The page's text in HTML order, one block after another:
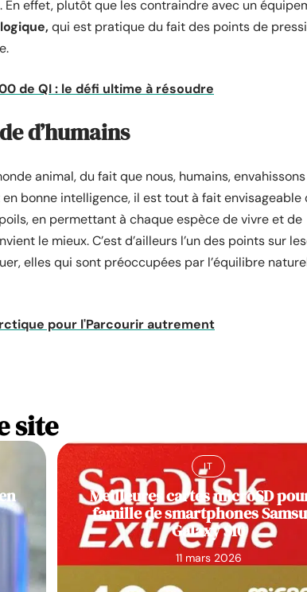
effet, plutôt que les contraindre avec un
qui est pratique du fait des points de
de QI : le défi ultime à résoudre
d’humains
animal, du fait que nous, humains, envahissons
bonne intelligence, il est tout à fait envisageable
en permettant à chaque espèce de vivre et de
le mieux. C’est d’ailleurs l’un des points sur
elles qui sont préoccupées par l’équilibre
pour l'Parcourir autrement
site
IT
Meilleures cartes microSD
famille de smartphones
Galaxy S10
11 mars 2026